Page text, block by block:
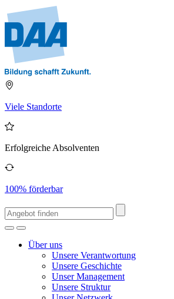
Viele Standorte
Erfolgreiche Absolventen
100% förderbar
Über uns
Unsere Verantwortung
Unsere Geschichte
Unser Management
Unsere Struktur